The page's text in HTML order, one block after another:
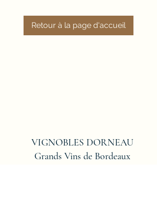
Retour à la page d'accueil
VIGNOBLES DORNEAU
Grands Vins de Bordeaux